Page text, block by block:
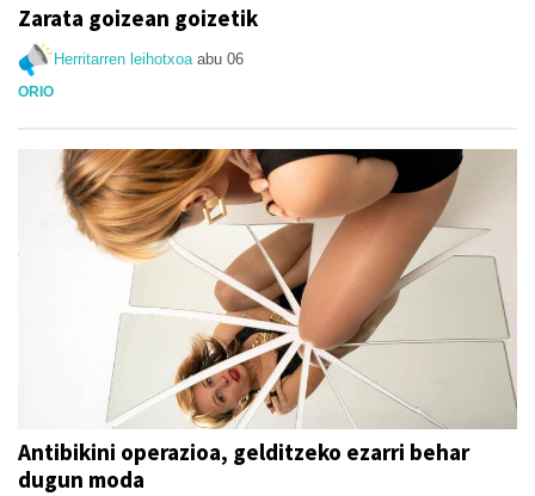
Zarata goizean goizetik
Herritarren leihotxoa abu 06
ORIO
Antibikini operazioa, gelditzeko ezarri behar
dugun moda